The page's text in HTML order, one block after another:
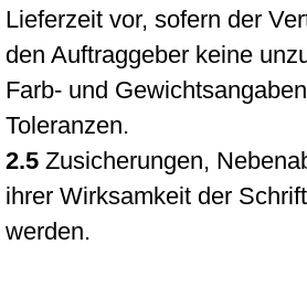
Lieferzeit vor, sofern der
den Auftraggeber keine
Farb- und
Toleranzen.
2.5 Zusicherungen,
ihrer Wirksamkeit der
werden.